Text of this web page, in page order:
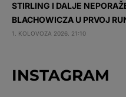
STIRLING I DALJE
BLACHOWICZA U PRVOJ
1. KOLOVOZA 2026. 21:10
INSTAGRAM